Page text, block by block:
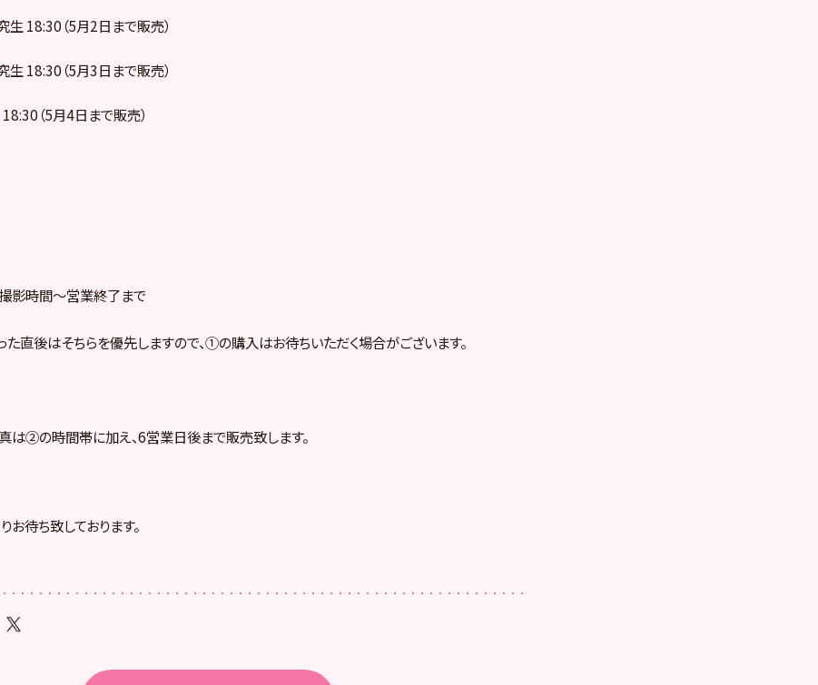
生 18:30（5月2日まで販売）
生 18:30（5月3日まで販売）
18:30（5月4日まで販売）
影時間～営業終了まで
直後はそちらを優先しますので、①の購入はお待ちいただく場合がございます。
②の時間帯に加え、6営業日後まで販売致します。
お待ち致しております。